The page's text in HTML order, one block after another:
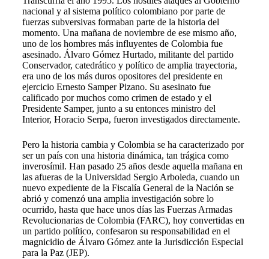
nacional y al sistema político colombiano por parte de
fuerzas subversivas formaban parte de la historia del
momento. Una mañana de noviembre de ese mismo año,
uno de los hombres más influyentes de Colombia fue
asesinado. Álvaro Gómez Hurtado, militante del partido
Conservador, catedrático y político de amplia trayectoria,
era uno de los más duros opositores del presidente en
ejercicio Ernesto Samper Pizano. Su asesinato fue
calificado por muchos como crimen de estado y el
Presidente Samper, junto a su entonces ministro del
Interior, Horacio Serpa, fueron investigados directamente.
Pero la historia cambia y Colombia se ha caracterizado por
ser un país con una historia dinámica, tan trágica como
inverosímil. Han pasado 25 años desde aquella mañana en
las afueras de la Universidad Sergio Arboleda, cuando un
nuevo expediente de la Fiscalía General de la Nación se
abrió y comenzó una amplia investigación sobre lo
ocurrido, hasta que hace unos días las Fuerzas Armadas
Revolucionarias de Colombia (FARC), hoy convertidas en
un partido político, confesaron su responsabilidad en el
magnicidio de Álvaro Gómez ante la Jurisdicción Especial
para la Paz (JEP).